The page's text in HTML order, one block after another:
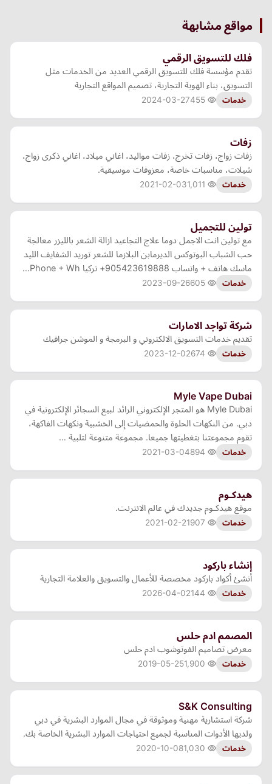
مواقع مشابهة
فلك للتسويق الرقمي
تقدم مؤسسة فلك للتسويق الرقمي العديد من الخدمات مثل
التسويق، بناء الهوية التجارية، تصميم المواقع التجارية
خدمات 2024-03-27
زفات
زفات زواج، زفات تخرج، زفات مواليد، اغاني ميلاد، اغاني ذكرى زواج،
شيلات، مناسبات خاصة، معزوفات موسيقية.
خدمات 2021-02-03
تولين للتجميل
مع تولين انت الاجمل دوما علاج التجاعيد ازالة الشعر بالليزر معالجة
حب الشباب البوتوكس الديرمابن البلازما للشعر توريد الشفايف الليد
ماسك هاتف + واتساب 905423619888+ تركيا Phone + Wh…
خدمات 2023-09-26
شركة تواجد الامارات
تقديم خدمات التسويق الالكتروني و البرمجة و الموشن جرافيك
خدمات 2023-12-02
Myle Vape Dubai
Myle Dubai هو المتجر الإلكتروني الرائد لبيع السجائر الإلكترونية في
دبي. من النكهات الحلوة والحمضيات إلى الخشبية ونكهات الفاكهة،
تقوم مجموعتنا بتغطيتها جميعا. مجموعة متنوعة لتلبية …
خدمات 2021-03-04
هيدكـوم
موقع هيدكـوم جديدك في عالم الانترنت.
خدمات 2021-02-21
إنشاء باركود
أنشئ أكواد باركود مخصصة للأعمال والتسويق والعلامة التجارية
خدمات 2026-04-02
المصمم ادم حلس
معرض تصاميم الفوتوشوب ادم حلس
خدمات 2019-05-25
S&K Consulting
شركة استشارية مهنية وموثوقة في مجال الموارد البشرية في دبي
ولديها الأدوات المناسبة لجميع احتياجات الموارد البشرية الخاصة بك.
خدمات 2020-10-08